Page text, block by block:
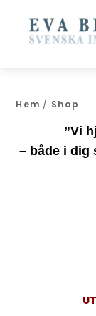
Hem / Shop
”Vi
– både i dig